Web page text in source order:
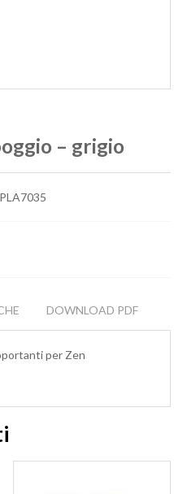
– grigio
DOWNLOAD PDF
per Zen